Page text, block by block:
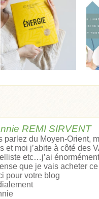
REMI SIRVENT
parlez du Moyen-Orient,
et moi j’abite à côté des
etc…j’ai
que je vais acheter
pour votre blog